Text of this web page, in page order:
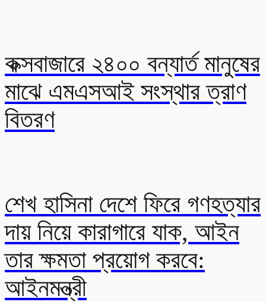
কক্সবাজারে ২৪০০ বন্যার্ত মানুষের
মাঝে এমএসআই সংস্থার ত্রাণ
বিতরণ
শেখ হাসিনা দেশে ফিরে গণহত্যার
দায় নিয়ে কারাগারে যাক, আইন
তার ক্ষমতা প্রয়োগ করবে:
আইনমন্ত্রী